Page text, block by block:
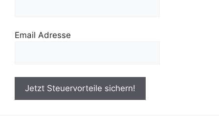
Email Adresse